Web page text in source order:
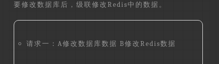
要修改数据库后，级联修改Redis中的数据。
请求一：A修改数据库数据 B修改Redis数据